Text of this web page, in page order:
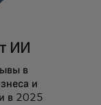
ИИ
в
и
в 2025